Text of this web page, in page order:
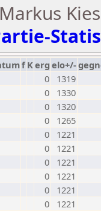
f Kerg elo+/-
0
1319
0
1330
0
1320
0
1265
0
1221
0
1221
0
1221
0
1221
0
1221
0
1221